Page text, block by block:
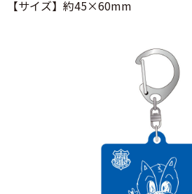
【サイズ】約45×60mm